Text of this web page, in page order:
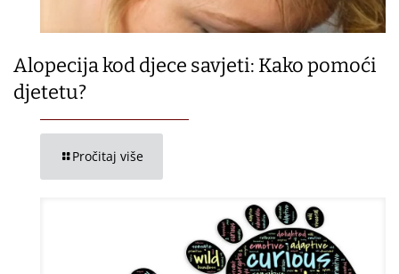
Alopecija kod djece savjeti: Kako pomoći
djetetu?
Pročitaj više